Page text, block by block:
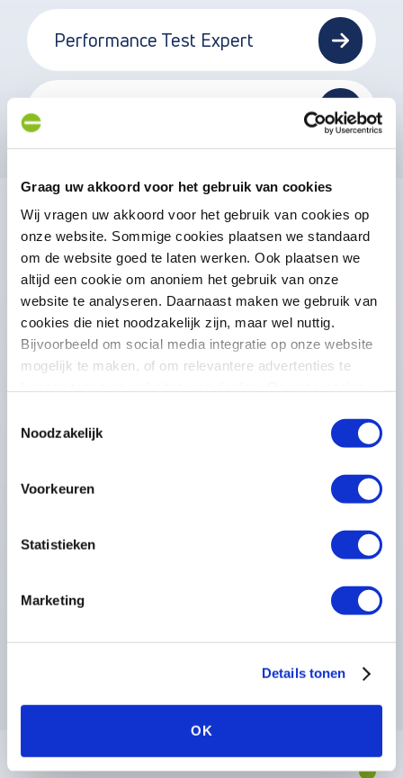
Graag uw akkoord voor het gebruik van cookies
Wij vragen uw akkoord voor het gebruik van cookies op
onze website. Sommige cookies plaatsen we standaard
om de website goed te laten werken. Ook plaatsen we
altijd een cookie om anoniem het gebruik van onze
website te analyseren. Daarnaast maken we gebruik van
cookies die niet noodzakelijk zijn, maar wel nuttig.
Bijvoorbeeld om social media integratie op onze website
mogelijk te maken, of om relevantere advertenties te
informatie over.
Noodzakelijk
Voorkeuren
Statistieken
Marketing
Details tonen
OK
Performance Test Expert
Eindhoven
Business Area Manager Zuid-
Nederland
Test Manager
Performance Test Expert